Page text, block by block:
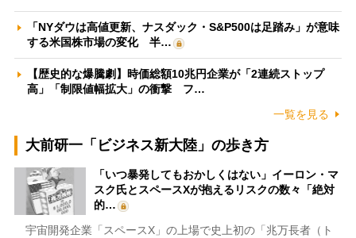
「NYダウは高値更新、ナスダック・S&P500は足踏み」が意味
する米国株市場の変化 半…
【歴史的な爆騰劇】時価総額10兆円企業が「2連続ストップ
高」「制限値幅拡大」の衝撃 フ…
一覧を見る
大前研一「ビジネス新大陸」の歩き方
「いつ暴発してもおかしくはない」イーロン・マ
スク氏とスペースXが抱えるリスクの数々「絶対
的…
宇宙開発企業「スペースX」の上場で史上初の「兆万長者（ト